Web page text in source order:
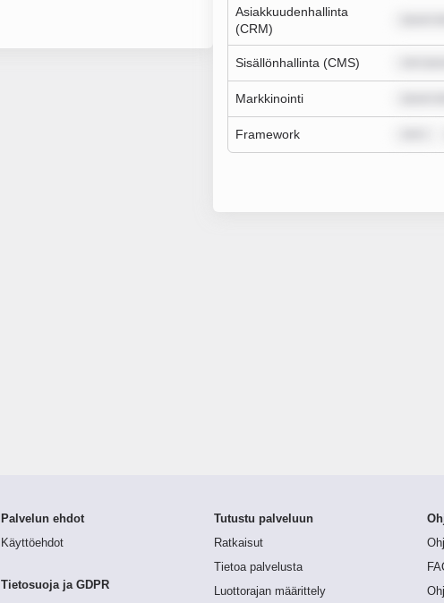
Asiakkuudenhallinta
(CRM)
Sisällönhallinta (CMS)
Markkinointi
Framework
Palvelun ehdot
Käyttöehdot
Tietosuoja ja GDPR
Tutustu palveluun
Ratkaisut
Tietoa palvelusta
Luottorajan määrittely